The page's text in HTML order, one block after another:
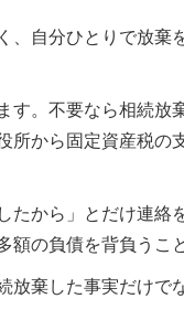
自分ひとりで放
。不要なら相続
から固定資産税
から」とだけ連
の負債を背負うこ
棄した事実だけで